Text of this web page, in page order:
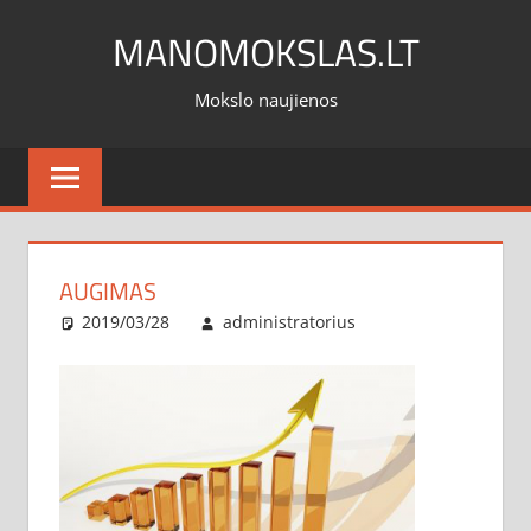
MANOMOKSLAS.LT
Mokslo naujienos
AUGIMAS
2019/03/28 administratorius